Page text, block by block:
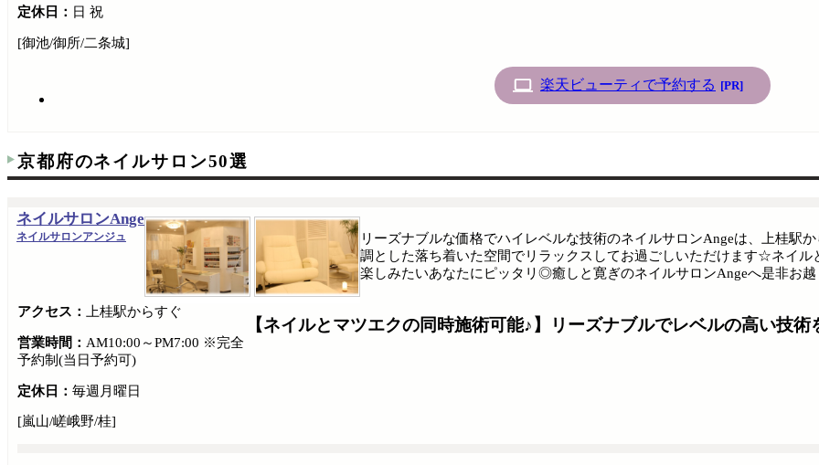
定休日： 日 祝
[御池/御所/二条城]
楽天ビューティで予約する [PR]
京都府のネイルサロン50選
ネイルサロンAnge
ネイルサロンアンジュ
【ネイルとマツエクの同時施術可能♪】リーズナブルでレベルの高い技
リーズナブルな価格でハイレベルな技術のネイルサロンAngeは、上桂
調とした落ち着いた空間でリラックスしてお過ごしいただけます☆ネイ
楽しみたいあなたにピッタリ◎癒しと寛ぎのネイルサロンAngeへ是非お
アクセス： 上桂駅からすぐ
営業時間： AM10:00～PM7:00 ※完全
予約制(当日予約可)
定休日： 毎週月曜日
[嵐山/嵯峨野/桂]